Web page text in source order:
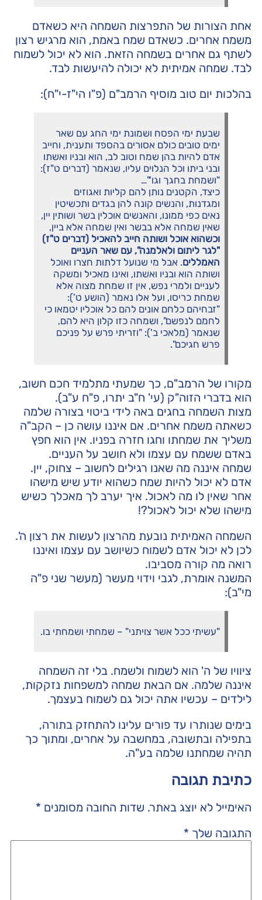
אחת הצורות של התפרצות השמחה היא כשאדם
משמח אחרים. כשאדם שמח באמת, הוא מרגיש רצון
לשתף גם אחרים בשמחה הזאת. הוא לא יכול לשמוח
לבד. שמחה אמיתית לא יכולה להיעשות לבד.
בהלכות יום טוב מוסיף הרמב"ם (פ"ו הי"ז-י"ח):
שבעת ימי הפסח ושמונת ימי החג עם שאר
ימים טובים כולם אסורים בהספד ותענית, וחייב
אדם להיות בהן שמח וטוב לב, הוא ובניו ואשתו
ובני ביתו וכל הנלוים עליו, שנאמר (דברים ט"ז):
"ושמחת בחגך וגו'"…
כיצד, הקטנים נותן להם קליות ואגוזים
ומגדנות, והנשים קונה להן בגדים ותכשיטין
נאים כפי ממונו, והאנשים אוכלין בשר ושותין יין,
שאין שמחה אלא בבשר ואין שמחה אלא ביין,
וכשהוא אוכל ושותה חייב להאכיל (דברים ט"ז)
"לגר ליתום ולאלמנה", עם שאר העניים
האמללים. אבל מי שנועל דלתות חצרו ואוכל
ושותה הוא ובניו ואשתו, ואינו מאכיל ומשקה
לעניים ולמרי נפש, אין זו שמחת מצוה אלא
שמחת כריסו, ועל אלו נאמר (הושע ט'):
"זבחיהם כלחם אונים להם כל אוכליו יטמאו כי
לחמם לנפשם", ושמחה כזו קלון היא להם,
שנאמר (מלאכי ב'): "וזריתי פרש על פניכם
פרש חגיכם".
מקורו של הרמב"ם, כך שמעתי מתלמיד חכם חשוב,
הוא בדברי הזוה"ק (עי' ח"ב יתרו, פ"ח ע"ב).
מצות השמחה בחגים באה לידי ביטוי בצורה שלמה
כשאתה משמח אחרים. אם איננו עושה כן – הקב"ה
משליך את שמחתו וחגו חזרה בפניו. אין הוא חפץ
באדם ששמח עם עצמו ולא חושב על העניים.
שמחה איננה מה שאנו רגילים לחשוב – צחוק, יין.
אדם לא יכול להיות שמח כשהוא יודע שיש מישהו
אחר שאין לו מה לאכול. איך יערב לך מאכלך כשיש
מישהו שלא יכול לאכול?!
השמחה האמיתית נובעת מהרצון לעשות את רצון ה'.
לכן לא יכול אדם לשמוח כשיושב עם עצמו ואיננו
רואה מה קורה מסביבו.
המשנה אומרת, לגבי וידוי מעשר (מעשר שני פ"ה
מי"ב):
"עשיתי ככל אשר צויתני" – שמחתי ושמחתי בו.
ציוויו של ה' הוא לשמוח ולשמח. בלי זה השמחה
איננה שלמה. אם הבאת שמחה למשפחות נזקקות,
לילדים – עכשיו אתה יכול גם לשמוח בעצמך.
בימים שנותרו עד פורים עלינו להתחזק בתורה,
בתפילה ובתשובה, במחשבה על אחרים, ומתוך כך
תהיה שמחתנו שלמה בע"ה.
כתיבת תגובה
האימייל לא יוצג באתר. שדות החובה מסומנים *
התגובה שלך *